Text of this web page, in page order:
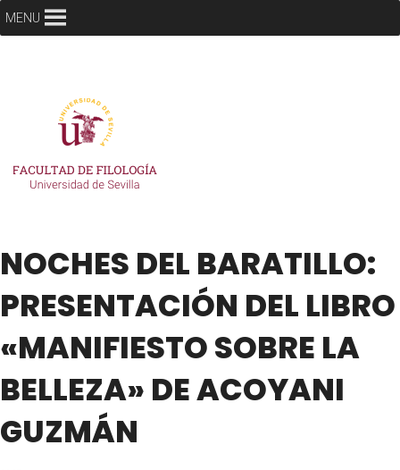
MENU
NOCHES DEL BARATILLO:
PRESENTACIÓN DEL LIBRO
«MANIFIESTO SOBRE LA
BELLEZA» DE ACOYANI
GUZMÁN